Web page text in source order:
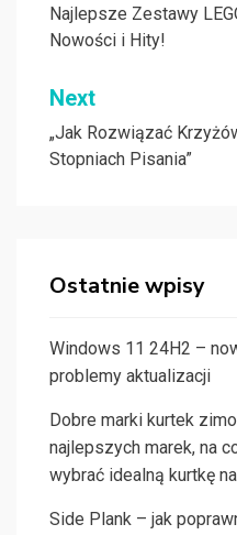
wpisu
Najlepsze Zestawy
Nowości i Hity!
Next
„Jak Rozwiązać
Stopniach Pisania”
Ostatnie wpisy
Windows 11 24H2 –
problemy aktualizacji
Dobre marki kurtek
najlepszych marek, na
wybrać idealną kurtkę
Side Plank – jak